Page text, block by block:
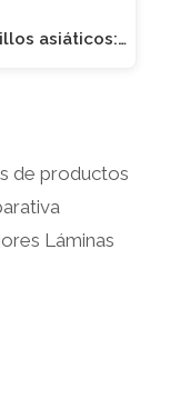
asiáticos:…
de productos
Láminas